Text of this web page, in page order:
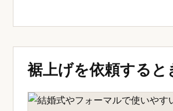
裾上げを依頼すると